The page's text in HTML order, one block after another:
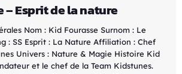
– Esprit de la nature
Nom : Kid Fourasse Surnom : Le
: SS Esprit : La Nature Affiliation : Chef
Univers : Nature & Magie Histoire Kid
et le chef de la Team Kidstunes.